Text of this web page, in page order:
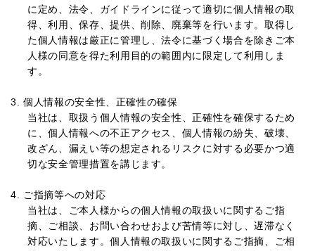
に定め、法令、ガイドラインに従って適切に個人情報の取
得、利用、保存、提供、削除、廃棄等を行います。取得し
た個人情報は厳正に管理し、法令に基づく場合を除きご本
人様の同意を得た利用目的の範囲内に限定して利用しま
す。
3. 個人情報の安全性、正確性の確保
当社は、取扱う個人情報の安全性、正確性を確保するため
に、個人情報への不正アクセス、個人情報の紛失、破壊、
改ざん、漏えい等の想定されるリスクに対する必要かつ適
切な安全管理措置を講じます。
4. ご指摘等への対応
当社は、ご本人様からの個人情報の取扱いに関するご指
摘、ご相談、お問い合わせおよび苦情等に対し、遅滞なく
対応いたします。個人情報の取扱いに関するご指摘、ご相